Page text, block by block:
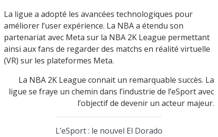
La ligue a adopté les avancées technologiques pour
améliorer l’user expérience. La NBA a étendu son
partenariat avec Meta sur la NBA 2K League permettant
ainsi aux fans de regarder des matchs en réalité virtuelle
(VR) sur les plateformes Meta.
La NBA 2K League connait un remarquable succès. La
ligue se fraye un chemin dans l’industrie de l’eSport avec
l’objectif de devenir un acteur majeur.
L’eSport : le nouvel El Dorado